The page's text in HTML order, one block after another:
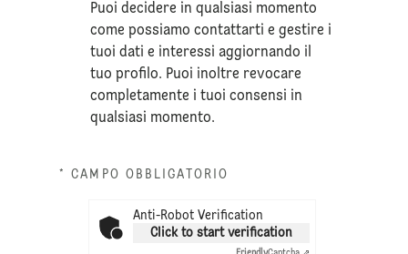
Puoi decidere in qualsiasi momento
come possiamo contattarti e gestire i
tuoi dati e interessi aggiornando il
tuo profilo. Puoi inoltre revocare
completamente i tuoi consensi in
qualsiasi momento.
* CAMPO OBBLIGATORIO
Anti-Robot Verification
Click to start verification